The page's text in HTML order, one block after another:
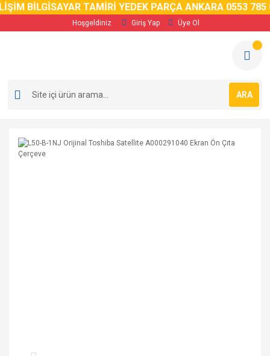
BİLGİSAYAR TAMİRİ YEDEK PARÇA ANKARA 0553 785 02
Hoşgeldiniz Giriş Yap Üye Ol
ARA